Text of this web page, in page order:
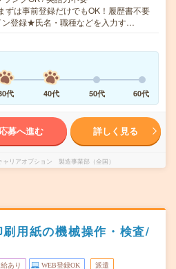
は事前登録だけでもOK！履歴書不要
ン登録★氏名・職種などを入力す…
代 40代 50代 60代
応募へ進む 詳しく見る
ャリアオプション 製造事業部（全国）
刷用紙の機械操作・検査/
あり WEB登録OK 派遣